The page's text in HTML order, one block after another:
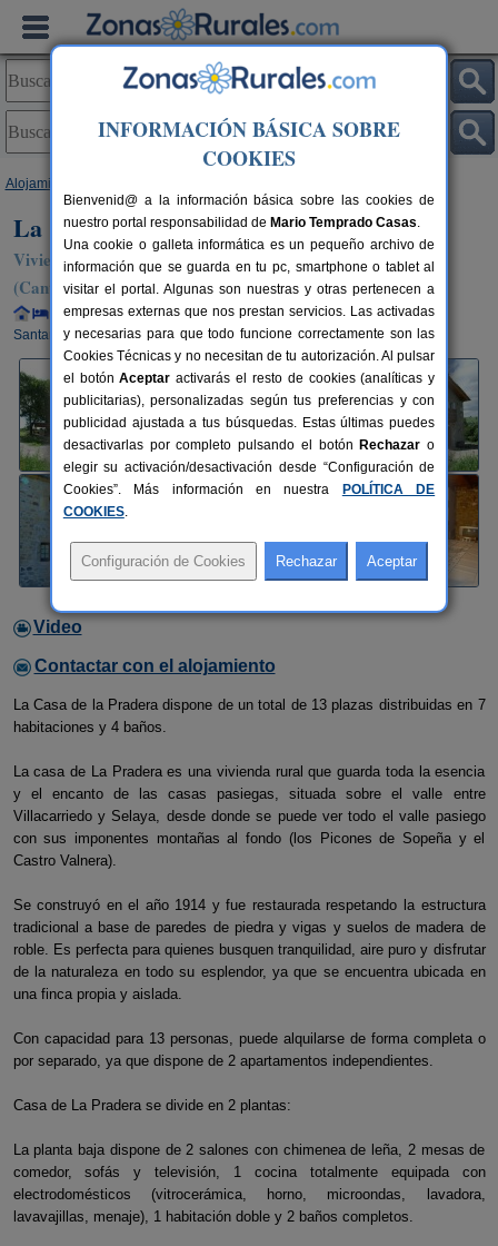
Alojamientos
La Casa de La Pradera
Vivienda turística en Selaya / Tezanos / Villacarriedo
(Cantabria)
Alquiler completo y por habitaciones 2-11 plazas
36 km de
Santander
Video
Contactar con el alojamiento
La Casa de la Pradera dispone de un total de 13 plazas distribuidas en 7
habitaciones y 4 baños.
La casa de La Pradera es una vivienda rural que guarda toda la esencia
y el encanto de las casas pasiegas, situada sobre el valle entre
Villacarriedo y Selaya, desde donde se puede ver todo el valle pasiego
con sus imponentes montañas al fondo (los Picones de Sopeña y el
Castro Valnera).
Se construyó en el año 1914 y fue restaurada respetando la estructura
tradicional a base de paredes de piedra y vigas y suelos de madera de
roble. Es perfecta para quienes busquen tranquilidad, aire puro y disfrutar
de la naturaleza en todo su esplendor, ya que se encuentra ubicada en
una finca propia y aislada.
Con capacidad para 13 personas, puede alquilarse de forma completa o
por separado, ya que dispone de 2 apartamentos independientes.
Casa de La Pradera se divide en 2 plantas:
La planta baja dispone de 2 salones con chimenea de leña, 2 mesas de
comedor, sofás y televisión, 1 cocina totalmente equipada con
electrodomésticos (vitrocerámica, horno, microondas, lavadora,
lavavajillas, menaje), 1 habitación doble y 2 baños completos.
INFORMACIÓN BÁSICA SOBRE
COOKIES
Bienvenid@ a la información básica sobre las cookies de
nuestro portal responsabilidad de Mario Temprado Casas.
Una cookie o galleta informática es un pequeño archivo de
información que se guarda en tu pc, smartphone o tablet al
visitar el portal. Algunas son nuestras y otras pertenecen a
empresas externas que nos prestan servicios. Las activadas
y necesarias para que todo funcione correctamente son las
Cookies Técnicas y no necesitan de tu autorización. Al pulsar
el botónAceptar activarás el resto de cookies (analíticas y
publicitarias), personalizadas según tus preferencias y con
publicidad ajustada a tus búsquedas. Estas últimas puedes
desactivarlas por completo pulsando el botón Rechazar o
elegir su activación/desactivación desde “Configuración de
Cookies”. Más información en nuestra
POLÍTICA DE
COOKIES.